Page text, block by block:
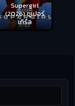
Supergirl
(2026) ซูเปอร์
เกิร์ล